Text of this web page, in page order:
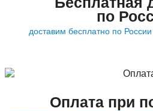
по
доставим бесплатно по
Оплата при